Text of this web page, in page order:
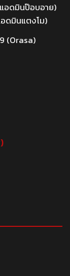
ดมินป๊อบอาย)
ดมินแตงโม)
(Orasa)